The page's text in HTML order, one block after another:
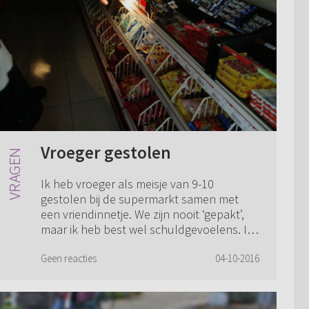
Vroeger gestolen
Ik heb vroeger als meisje van 9-10
gestolen bij de supermarkt samen met
een vriendinnetje. We zijn nooit ‘gepakt’,
maar ik heb best wel schuldgevoelens. Ik
met...
Geen reacties 04-10-2016